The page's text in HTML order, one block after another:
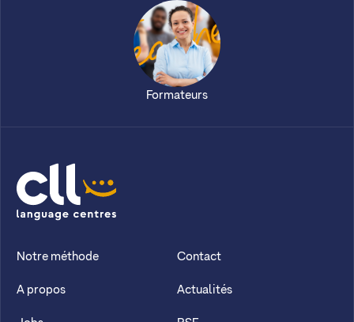
Formateurs
CLL
Notre méthode
A propos
Contact
Actualités